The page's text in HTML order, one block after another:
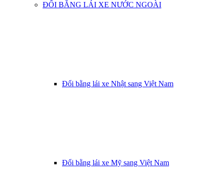
ĐỔI BẰNG LÁI XE NƯỚC NGOÀI
Đổi bằng lái xe Nhật sang Việt Nam
Đổi bằng lái xe Mỹ sang Việt Nam